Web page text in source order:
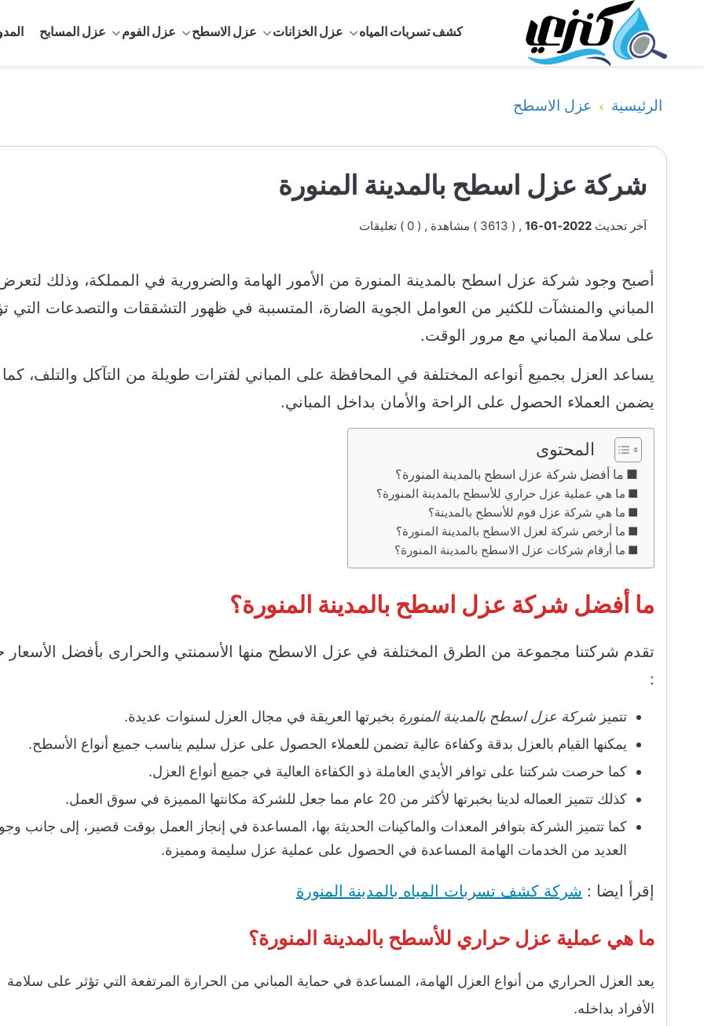
كشف تسربات المياه عزل الخزانات عزل الاسطح عزل الفوم عزل المسابح
الرئيسية عزل الاسطح
شركة عزل اسطح بالمدينة المنورة
آخر تحديث 2022-01-16 , ( 3613 ) مشاهدة , ( 0 ) تعليقات
أصبح وجود شركة عزل اسطح بالمدينة المنورة من الأمور الهامة والضرورية في المملكة، وذلك
المباني والمنشآت للكثير من العوامل الجوية الضارة، المتسببة في ظهور التشققات والتصدعات التي
على سلامة المباني مع مرور الوقت.
يساعد العزل بجميع أنواعه المختلفة في المحافظة على المباني لفترات طويلة من التآكل والتلف، كما
يضمن العملاء الحصول على الراحة والأمان بداخل المباني.
المحتوى
ما أفضل شركة عزل اسطح بالمدينة المنورة؟
ما هي عملية عزل حراري للأسطح بالمدينة المنورة؟
ما هي شركة عزل فوم للأسطح بالمدينة؟
ما أرخص شركة لعزل الاسطح بالمدينة المنورة؟
ما أرقام شركات عزل الاسطح بالمدينة المنورة؟
ما أفضل شركة عزل اسطح بالمدينة المنورة؟
تقدم شركتنا مجموعة من الطرق المختلفة في عزل الاسطح منها الأسمنتي والحرارى بأفضل الأسعار
:
تتميز شركة عزل اسطح بالمدينة المنورة بخبرتها العريقة في مجال العزل لسنوات عديدة.
يمكنها القيام بالعزل بدقة وكفاءة عالية تضمن للعملاء الحصول على عزل سليم يناسب جميع أنواع الأسطح.
كما حرصت شركتنا على توافر الأيدي العاملة ذو الكفاءة العالية في جميع أنواع العزل.
كذلك تتميز العماله لدينا بخبرتها لأكثر من 20 عام مما جعل للشركة مكانتها المميزة في سوق العمل.
كما تتميز الشركة بتوافر المعدات والماكينات الحديثة بها، المساعدة في إنجاز العمل بوقت قصير، إلى جانب
العديد من الخدمات الهامة المساعدة في الحصول على عملية عزل سليمة ومميزة.
إقرأ ايضا : شركة كشف تسربات المياه بالمدينة المنورة
ما هي عملية عزل حراري للأسطح بالمدينة المنورة؟
يعد العزل الحراري من أنواع العزل الهامة، المساعدة في حماية المباني من الحرارة المرتفعة التي تؤثر على سلامة
الأفراد بداخله.